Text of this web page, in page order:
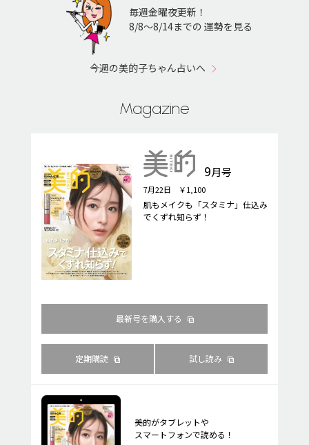
毎週金曜夜更新！
8/8〜8/14までの 運勢を見る
今週の美的子ちゃん占いへ
Magazine
9月号
7月22日 ￥1,100
肌もメイクも「スタミナ」仕込み
でくずれ知らず！
最新号を購入する
定期購読 試し読み
美的がタブレットや
スマートフォンで読める！